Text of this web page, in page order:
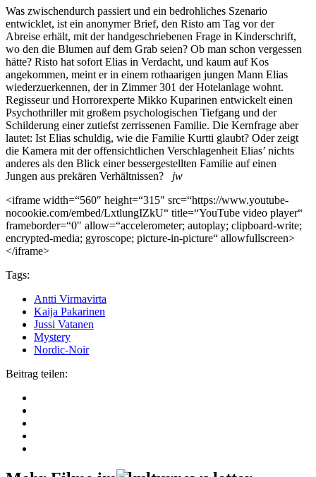
Was zwischendurch passiert und ein bedrohliches Szenario
entwicklet, ist ein anonymer Brief, den Risto am Tag vor der
Abreise erhält, mit der handgeschriebenen Frage in Kinderschrift,
wo den die Blumen auf dem Grab seien? Ob man schon vergessen
hätte? Risto hat sofort Elias in Verdacht, und kaum auf Kos
angekommen, meint er in einem rothaarigen jungen Mann Elias
wiederzuerkennen, der in Zimmer 301 der Hotelanlage wohnt.
Regisseur und Horrorexperte Mikko Kuparinen entwickelt einen
Psychothriller mit großem psychologischen Tiefgang und der
Schilderung einer zutiefst zerrissenen Familie. Die Kernfrage aber
lautet: Ist Elias schuldig, wie die Familie Kurtti glaubt? Oder zeigt
die Kamera mit der offensichtlichen Verschlagenheit Elias’ nichts
anderes als den Blick einer bessergestellten Familie auf einen
Jungen aus prekären Verhältnissen? jw
<iframe width=“560″ height=“315″ src=“https://www.youtube-
nocookie.com/embed/LxtlungIZkU“ title=“YouTube video player“
frameborder=“0″ allow=“accelerometer; autoplay; clipboard-write;
encrypted-media; gyroscope; picture-in-picture“ allowfullscreen>
</iframe>
Tags:
Antti Virmavirta
Kaija Pakarinen
Jussi Vatanen
Mystery
Nordic-Noir
Beitrag teilen: